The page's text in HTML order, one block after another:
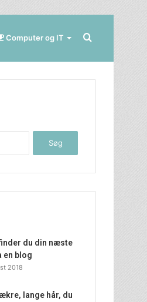
Computer og IT Søg
efter
du din næste
en blog
2018
lange hår, du